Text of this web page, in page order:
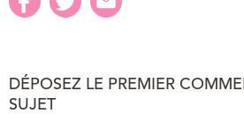
DÉPOSEZ LE PREMIER
SUJET